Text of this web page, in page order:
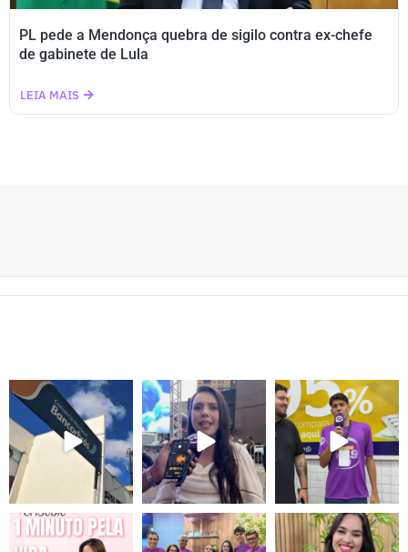
PL pede a Mendonça quebra de sigilo contra ex-chefe
de gabinete de Lula
LEIA MAIS